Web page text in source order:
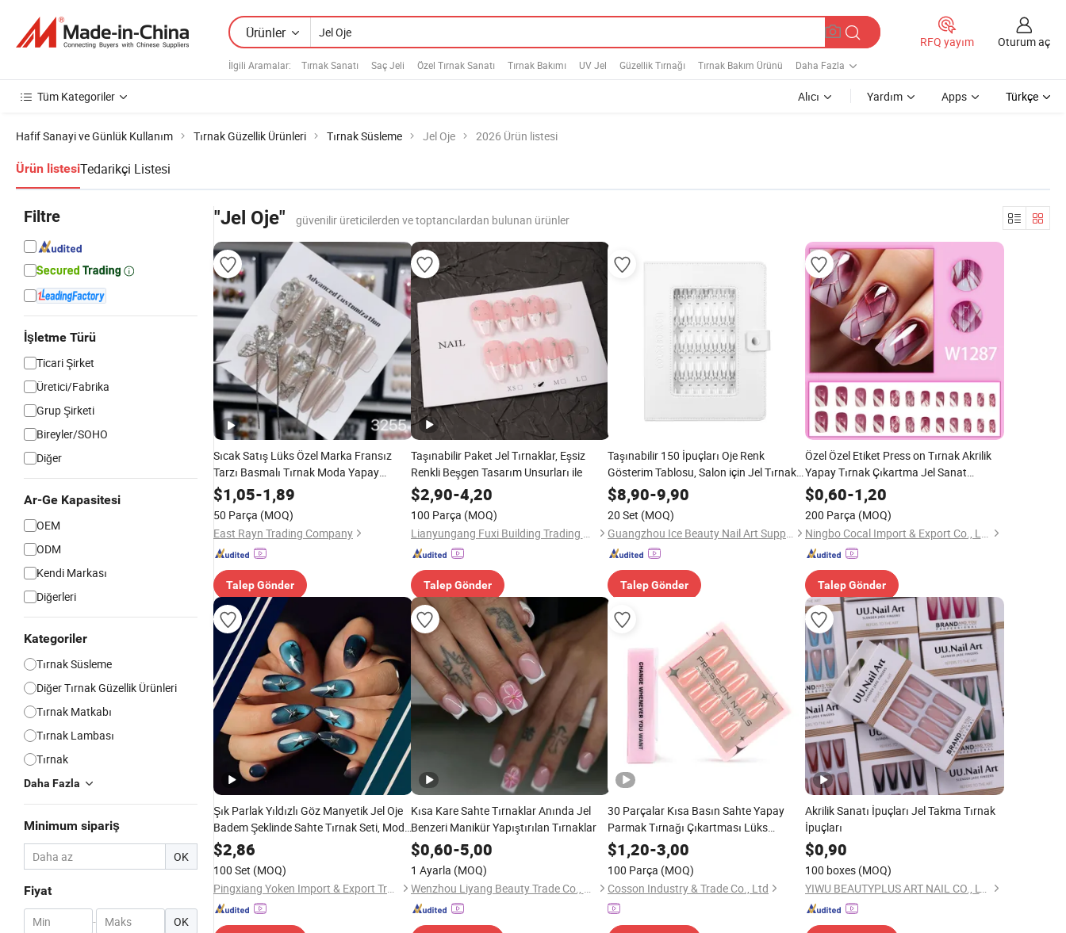
Ürünler
İlgili Aramalar: Tırnak Sanatı Saç Jeli Özel Tırnak Sanatı Tırnak Bakımı UV Jel Güzellik Tırnağı Tırnak Bakım Ürünü Daha Fazla
RFQ yayım Oturum aç
Tüm Kategoriler Alıcı Yardım Apps Türkçe
Hafif Sanayi ve Günlük Kullanım Tırnak Güzellik Ürünleri Tırnak Süsleme Jel Oje 2026 Ürün listesi
Ürün listesiTedarikçi Listesi
Filtre
İşletme Türü
Ticari Şirket
Üretici/Fabrika
Grup Şirketi
Bireyler/SOHO
Diğer
Ar-Ge Kapasitesi
OEM
ODM
Kendi Markası
Diğerleri
Kategoriler
Tırnak Süsleme
Diğer Tırnak Güzellik Ürünleri
Tırnak Matkabı
Tırnak Lambası
Tırnak
Daha Fazla
Minimum sipariş
OK
Fiyat
- OK
"Jel Oje" güvenilir üreticilerden ve toptancılardan bulunan ürünler
Sıcak Satış Lüks Özel Marka Fransız
Tarzı Basmalı Tırnak Moda Yapay
Tırnaklar Sahte Tırnaklar Basmalı
Tırnak Sanatı Toptan Yüksek Kalite
Akrilik Sahte Tırnaklar Jel
$1,05-1,89
50 Parça (MOQ)
East Rayn Trading Company
Talep Gönder
Taşınabilir Paket Jel Tırnaklar, Eşsiz
Renkli Beşgen Tasarım Unsurları ile
$2,90-4,20
100 Parça (MOQ)
Lianyungang Fuxi Building Trading Co., Ltd
Talep Gönder
Taşınabilir 150 İpuçları Oje Renk
Gösterim Tablosu, Salon için Jel Tırnak
Renkleri
$8,90-9,90
20 Set (MOQ)
Guangzhou Ice Beauty Nail Art Supplies Co., Ltd.
Talep Gönder
Özel Özel Etiket Press on Tırnak Akrilik
Yapay Tırnak Çıkartma Jel Sanat
Tırnakları
$0,60-1,20
200 Parça (MOQ)
Ningbo Cocal Import & Export Co., Ltd
Talep Gönder
Şık Parlak Yıldızlı Göz Manyetik Jel Oje
Badem Şeklinde Sahte Tırnak Seti, Moda
Kadınlar için Gümüş Yıldız Süslemeleri
ile
$2,86
100 Set (MOQ)
Pingxiang Yoken Import & Export Trading Co., Ltd.
Kısa Kare Sahte Tırnaklar Anında Jel
Benzeri Manikür Yapıştırılan Tırnaklar
$0,60-5,00
1 Ayarla (MOQ)
Wenzhou Liyang Beauty Trade Co., Ltd.
30 Parçalar Kısa Basın Sahte Yapay
Parmak Tırnağı Çıkartması Lüks
Güzellik Sanatı Jel Oje Işıltılı Metal Basit
Fransız Kaplama Üst Düzey Badem
Sanatı Sahte Tırnak
$1,20-3,00
100 Parça (MOQ)
Cosson Industry & Trade Co., Ltd
Akrilik Sanatı İpuçları Jel Takma Tırnak
İpuçları
$0,90
100 boxes (MOQ)
YIWU BEAUTYPLUS ART NAIL CO., LTD.